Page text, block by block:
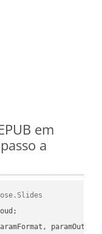
em
a